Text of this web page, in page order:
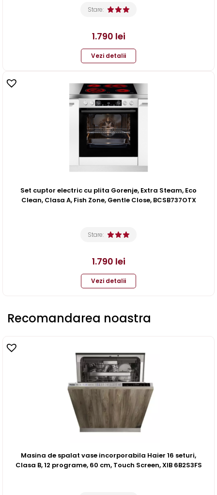
Stare:
1.790 lei
Vezi detalii
Set cuptor electric cu plita Gorenje, Extra Steam, Eco
Clean, Clasa A, Fish Zone, Gentle Close, BCSB737OTX
Stare:
1.790 lei
Vezi detalii
Recomandarea noastra
Masina de spalat vase incorporabila Haier 16 seturi,
Clasa B, 12 programe, 60 cm, Touch Screen, XIB 6B2S3FS